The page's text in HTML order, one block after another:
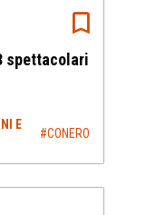
spettacolari
E
#CONERO